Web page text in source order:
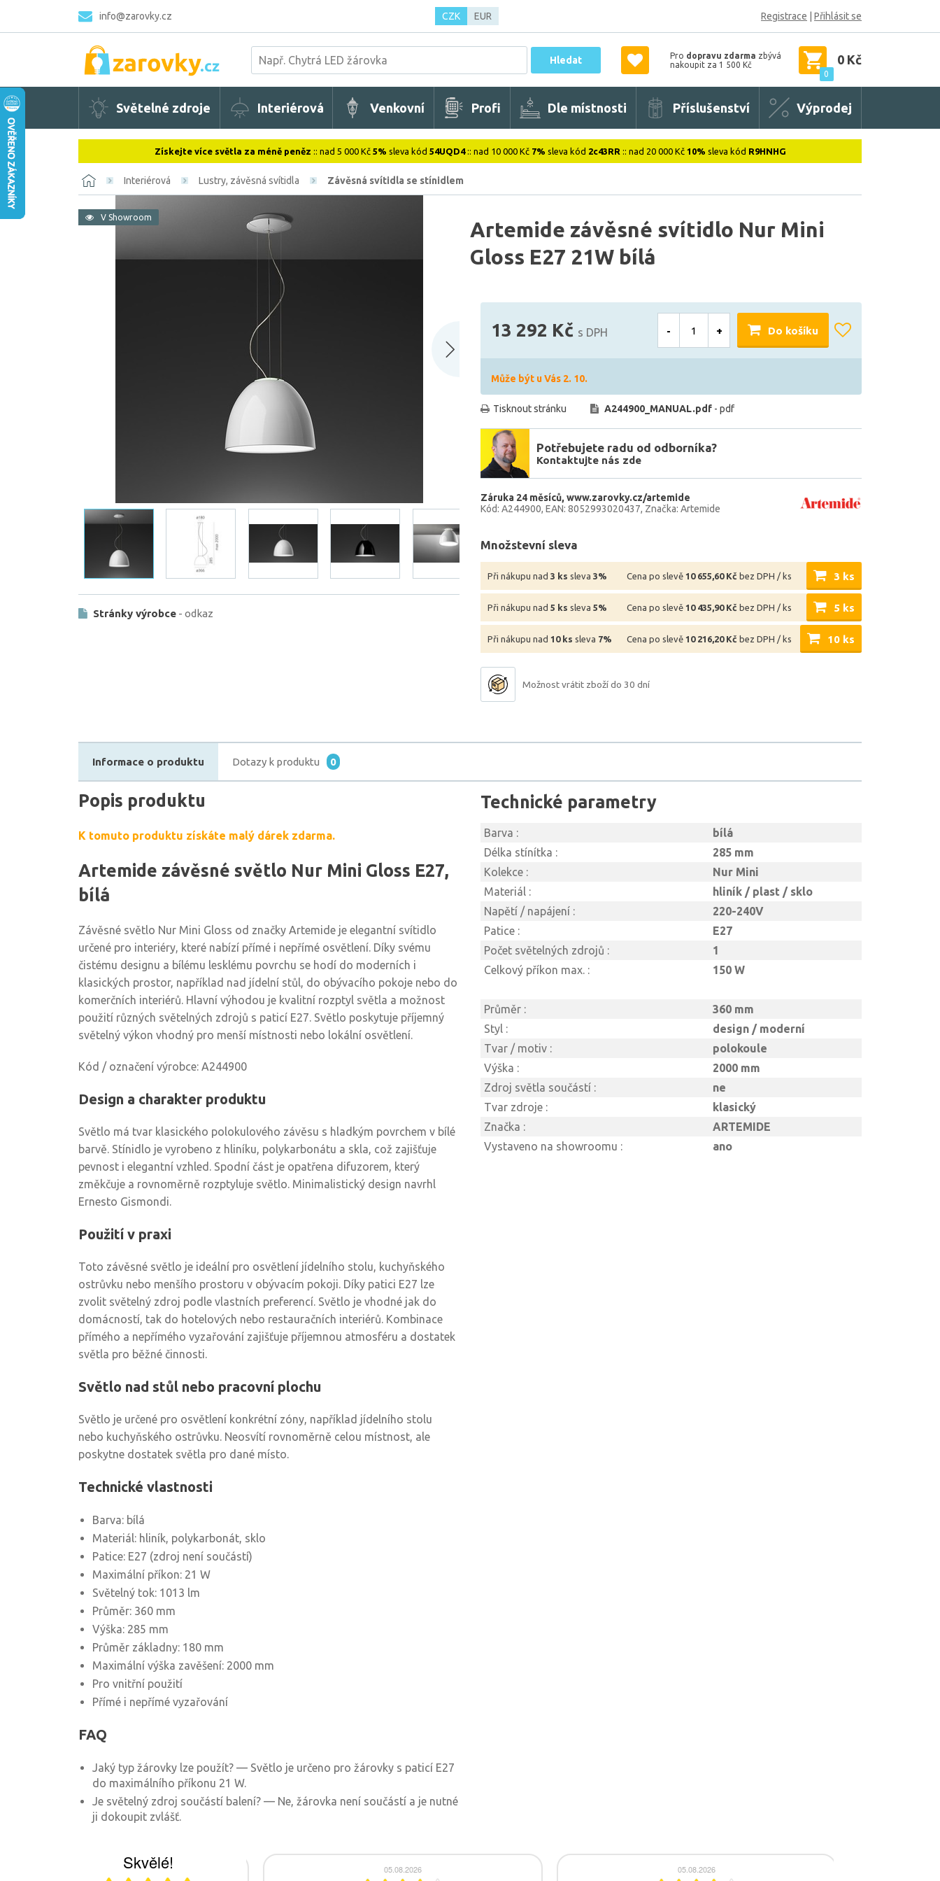
info@zarovky.cz CZK EUR Registrace Přihlásit se
Hledat Pro dopravu zdarma zbývá
nakoupit za 1 500 Kč
0
0 Kč
Světelné zdroje Interiérová Venkovní Profi Dle místnosti Příslušenství Výprodej
Získejte více světla za méně peněz :: nad 5 000 Kč 5% sleva kód 54UQD4:: nad 10 000 Kč 7% sleva kód 2c43RR :: nad 20 000 Kč 10% sleva kód R9HNHG
Interiérová Lustry, závěsná svítidla Závěsná svítidla se stínidlem
Artemide závěsné svítidlo Nur Mini
Gloss E27 21W bílá
V Showroom
Stránky výrobce - odkaz
13 292 Kč s DPH - + Do košíku
Může být u Vás 2. 10.
Tisknout stránku A244900_MANUAL.pdf - pdf
Potřebujete radu od odborníka?
Kontaktujte nás zde
Záruka 24 měsíců www.zarovky.cz/artemide
Kód: A244900 EAN: 8052993020437 Značka: Artemide
Množstevní sleva
Při nákupu nad 3 ks sleva 3% Cena po slevě 10 655,60 Kč bez DPH / ks 3 ks
Při nákupu nad 5 ks sleva 5% Cena po slevě 10 435,90 Kč bez DPH / ks 5 ks
Při nákupu nad 10 ks sleva 7% Cena po slevě 10 216,20 Kč bez DPH / ks 10 ks
Možnost vrátit zboží do 30 dní
Informace o produktu Dotazy k produktu 0
Popis produktu
K tomuto produktu získáte malý dárek zdarma.
Artemide závěsné světlo Nur Mini Gloss E27,
bílá
Závěsné světlo Nur Mini Gloss od značky Artemide je elegantní svítidlo
určené pro interiéry, které nabízí přímé i nepřímé osvětlení. Díky svému
čistému designu a bílému lesklému povrchu se hodí do moderních i
klasických prostor, například nad jídelní stůl, do obývacího pokoje nebo do
komerčních interiérů. Hlavní výhodou je kvalitní rozptyl světla a možnost
použití různých světelných zdrojů s paticí E27. Světlo poskytuje příjemný
světelný výkon vhodný pro menší místnosti nebo lokální osvětlení.
Kód / označení výrobce: A244900
Design a charakter produktu
Světlo má tvar klasického polokulového závěsu s hladkým povrchem v bílé
barvě. Stínidlo je vyrobeno z hliníku, polykarbonátu a skla, což zajišťuje
pevnost i elegantní vzhled. Spodní část je opatřena difuzorem, který
změkčuje a rovnoměrně rozptyluje světlo. Minimalistický design navrhl
Ernesto Gismondi.
Použití v praxi
Toto závěsné světlo je ideální pro osvětlení jídelního stolu, kuchyňského
ostrůvku nebo menšího prostoru v obývacím pokoji. Díky patici E27 lze
zvolit světelný zdroj podle vlastních preferencí. Světlo je vhodné jak do
domácností, tak do hotelových nebo restauračních interiérů. Kombinace
přímého a nepřímého vyzařování zajišťuje příjemnou atmosféru a dostatek
světla pro běžné činnosti.
Světlo nad stůl nebo pracovní plochu
Světlo je určené pro osvětlení konkrétní zóny, například jídelního stolu
nebo kuchyňského ostrůvku. Neosvítí rovnoměrně celou místnost, ale
poskytne dostatek světla pro dané místo.
Technické vlastnosti
Barva: bílá
Materiál: hliník, polykarbonát, sklo
Patice: E27 (zdroj není součástí)
Maximální příkon: 21 W
Světelný tok: 1013 lm
Průměr: 360 mm
Výška: 285 mm
Průměr základny: 180 mm
Maximální výška zavěšení: 2000 mm
Pro vnitřní použití
Přímé i nepřímé vyzařování
FAQ
Jaký typ žárovky lze použít? — Světlo je určeno pro žárovky s paticí E27
do maximálního příkonu 21 W.
Je světelný zdroj součástí balení? — Ne, žárovka není součástí a je nutné
ji dokoupit zvlášť.
Technické parametry
Barva :
bílá
Délka stínítka :
285 mm
Kolekce :
Nur Mini
Materiál :
hliník / plast / sklo
Napětí / napájení :
220-240V
Patice :
E27
Počet světelných zdrojů :
1
Celkový příkon max. :
150 W
Průměr :
360 mm
Styl :
design / moderní
Tvar / motiv :
polokoule
Výška :
2000 mm
Zdroj světla součástí :
ne
Tvar zdroje :
klasický
Značka :
ARTEMIDE
Vystaveno na showroomu :
ano